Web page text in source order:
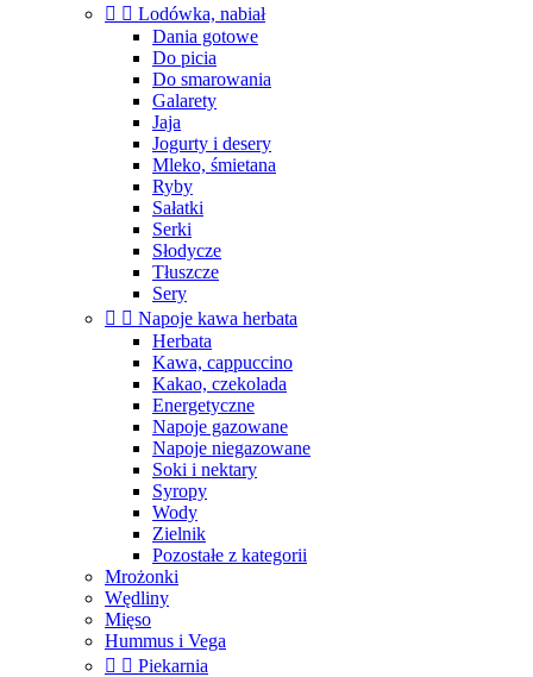
  Lodówka, nabiał
Dania gotowe
Do picia
Do smarowania
Galarety
Jaja
Jogurty i desery
Mleko, śmietana
Ryby
Sałatki
Serki
Słodycze
Tłuszcze
Sery
  Napoje kawa herbata
Herbata
Kawa, cappuccino
Kakao, czekolada
Energetyczne
Napoje gazowane
Napoje niegazowane
Soki i nektary
Syropy
Wody
Zielnik
Pozostałe z kategorii
Mrożonki
Wędliny
Mięso
Hummus i Vega
  Piekarnia